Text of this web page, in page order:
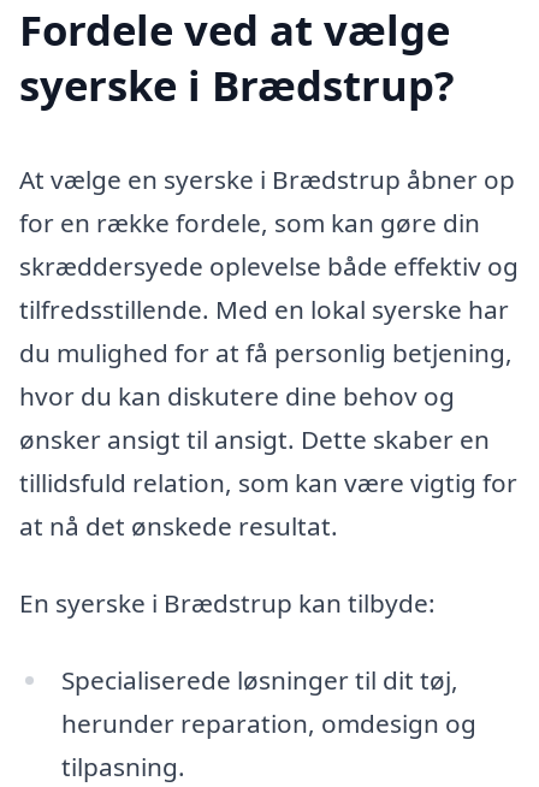
Fordele ved at vælge
syerske i Brædstrup?
At vælge en syerske i Brædstrup åbner op
for en række fordele, som kan gøre din
skræddersyede oplevelse både effektiv og
tilfredsstillende. Med en lokal syerske har
du mulighed for at få personlig betjening,
hvor du kan diskutere dine behov og
ønsker ansigt til ansigt. Dette skaber en
tillidsfuld relation, som kan være vigtig for
at nå det ønskede resultat.
En syerske i Brædstrup kan tilbyde:
Specialiserede løsninger til dit tøj,
herunder reparation, omdesign og
tilpasning.